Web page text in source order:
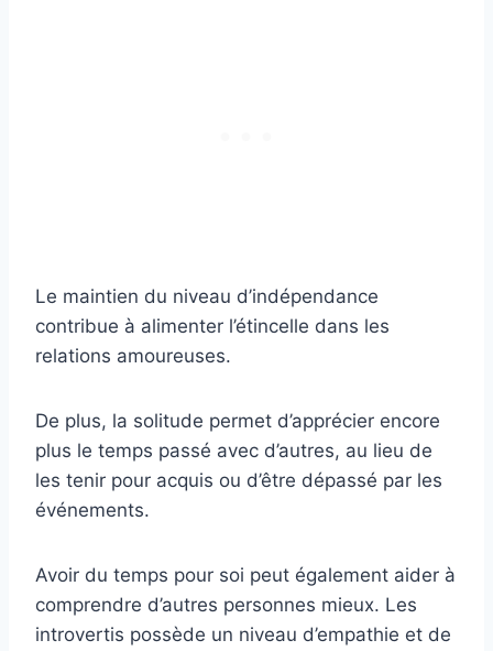
Le maintien du niveau d’indépendance
contribue à alimenter l’étincelle dans les
relations amoureuses.
De plus, la solitude permet d’apprécier encore
plus le temps passé avec d’autres, au lieu de
les tenir pour acquis ou d’être dépassé par les
événements.
Avoir du temps pour soi peut également aider à
comprendre d’autres personnes mieux. Les
introvertis possède un niveau d’empathie et de